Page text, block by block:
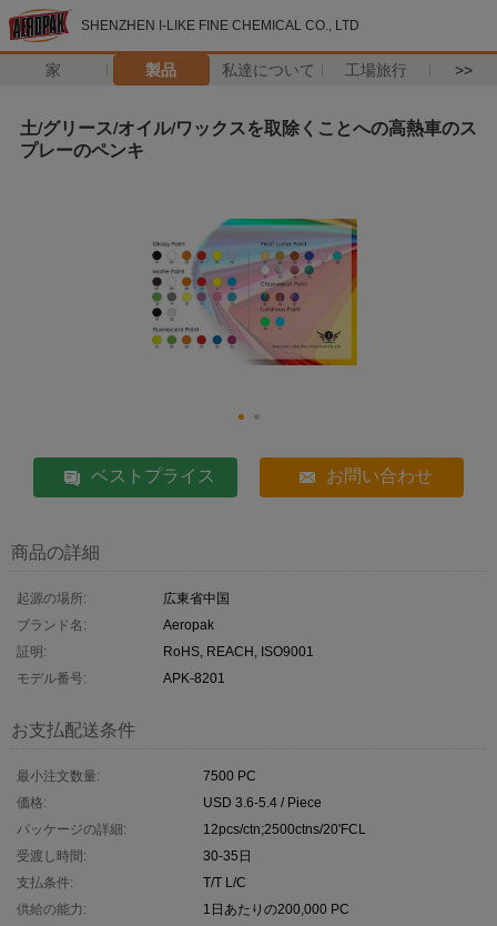
SHENZHEN I-LIKE FINE CHEMICAL CO., LTD
家 製品 私達について 工場旅行 >>
土/グリース/オイル/ワックスを取除くことへの高熱車のス
プレーのペンキ
ベストプライス お問い合わせ
商品の詳細
起源の場所:
広東省中国
ブランド名:
Aeropak
証明:
RoHS, REACH, ISO9001
モデル番号:
APK-8201
お支払配送条件
最小注文数量:
7500 PC
価格:
USD 3.6-5.4 / Piece
パッケージの詳細:
12pcs/ctn;2500ctns/20'FCL
受渡し時間:
30-35日
支払条件:
T/T L/C
供給の能力:
1日あたりの200,000 PC